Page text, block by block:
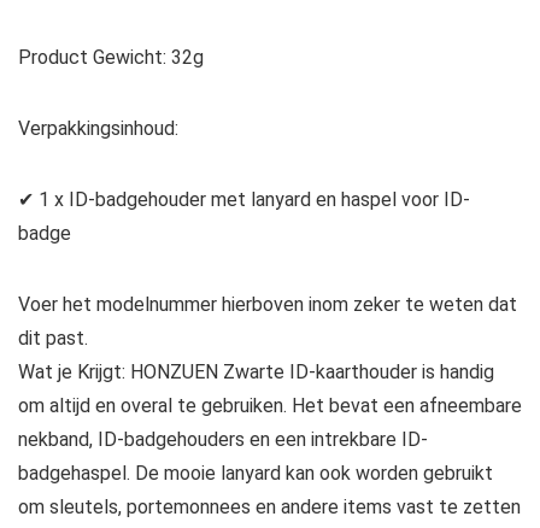
Product Gewicht: 32g
Verpakkingsinhoud:
✔ 1 x ID-badgehouder met lanyard en haspel voor ID-
badge
Voer het modelnummer hierboven inom zeker te weten dat
dit past.
Wat je Krijgt: HONZUEN Zwarte ID-kaarthouder is handig
om altijd en overal te gebruiken. Het bevat een afneembare
nekband, ID-badgehouders en een intrekbare ID-
badgehaspel. De mooie lanyard kan ook worden gebruikt
om sleutels, portemonnees en andere items vast te zetten